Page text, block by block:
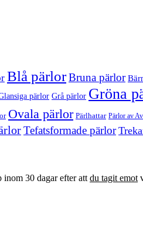
Blå pärlorBruna pärlor
pärlor Grå pärlor Gröna
Ovala pärlor Pärlhattar Pärlor av
Tefatsformade pärlor
30 dagar efter att du tagit emot